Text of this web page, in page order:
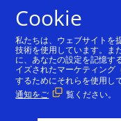
Cybersourceの
決済の受入れ、不
パートナー
Utilita
Cookie
私たちは、ウェブサイトを
技術を使用しています。ま
に、あなたの設定を記憶す
イズされたマーケティング
するためにそれらを使用し
通知をご
覧ください。